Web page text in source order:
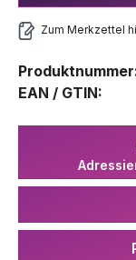
Zum Merkzettel
EAN / GTIN: